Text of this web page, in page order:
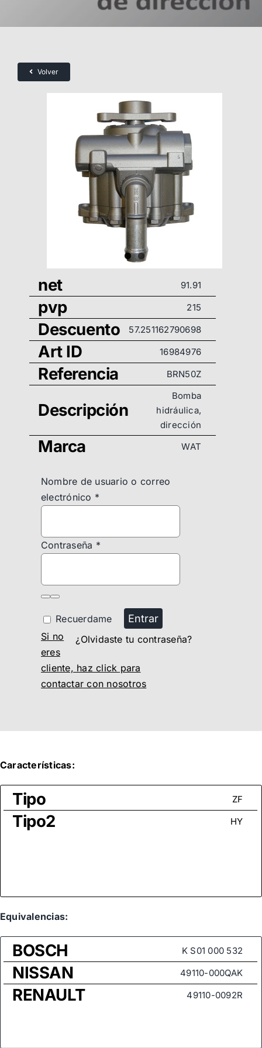
Volver
net 91.91
pvp 215
Descuento 57.251162790698
Art ID 16984976
Referencia BRN50Z
Descripción
Bomba
hidráulica,
dirección
Marca WAT
Nombre de usuario o correo
electrónico *
Contraseña *
Recuerdame Entrar
¿Olvidaste tu contraseña?
Si no
eres
cliente, haz click para
contactar con nosotros
Características:
Tipo ZF
Tipo2 HY
Equivalencias:
BOSCH K S01 000 532
NISSAN 49110-000QAK
RENAULT 49110-0092R